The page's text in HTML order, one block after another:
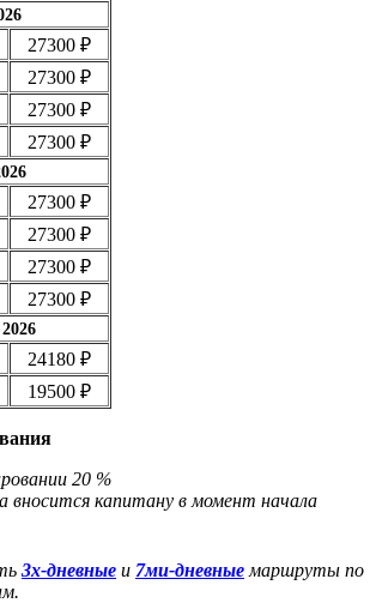
27300 ₽
27300 ₽
27300 ₽
27300 ₽
27300 ₽
27300 ₽
27300 ₽
27300 ₽
24180 ₽
19500 ₽
20 %
вносится капитану в момент начала
3х-дневные и 7ми-дневные маршруты по